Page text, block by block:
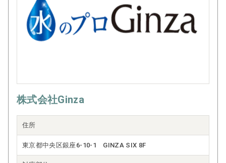
株式会社Ginza
住所
東京都中央区銀座6-10-1 GINZA SIX 8F